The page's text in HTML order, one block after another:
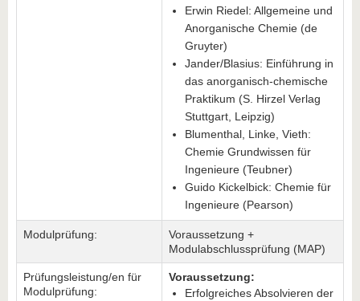
Erwin Riedel: Allgemeine und
Anorganische Chemie (de
Gruyter)
Jander/Blasius: Einführung in
das anorganisch-chemische
Praktikum (S. Hirzel Verlag
Stuttgart, Leipzig)
Blumenthal, Linke, Vieth:
Chemie Grundwissen für
Ingenieure (Teubner)
Guido Kickelbick: Chemie für
Ingenieure (Pearson)
Modulprüfung:
Voraussetzung +
Modulabschlussprüfung (MAP)
Prüfungsleistung/en für
Modulprüfung:
Voraussetzung:
Erfolgreiches Absolvieren der